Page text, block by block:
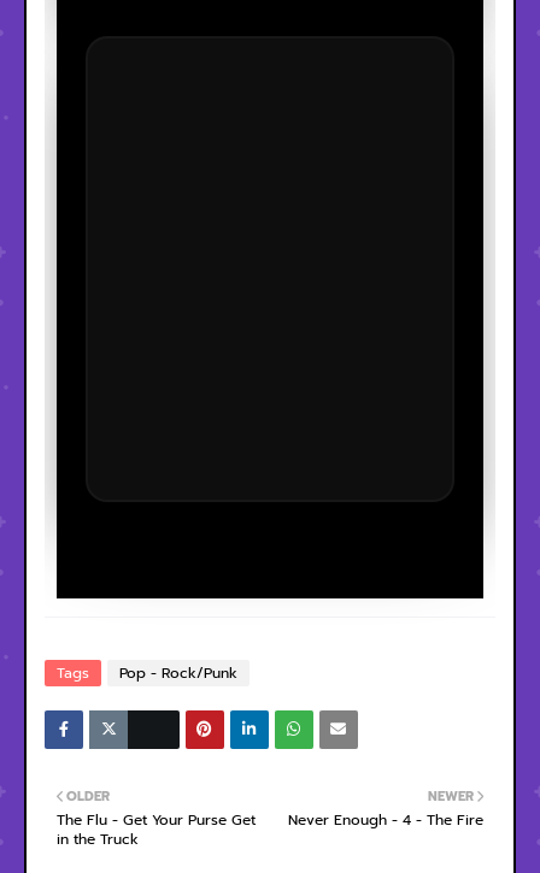
Tags Pop - Rock/Punk
NEWER
Never Enough - 4 - The Fire
OLDER
The Flu - Get Your Purse Get
in the Truck